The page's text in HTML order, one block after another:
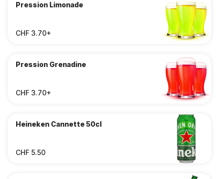
Pression Limonade
CHF 3.70+
Pression Grenadine
CHF 3.70+
Heineken Cannette 50cl
CHF 5.50